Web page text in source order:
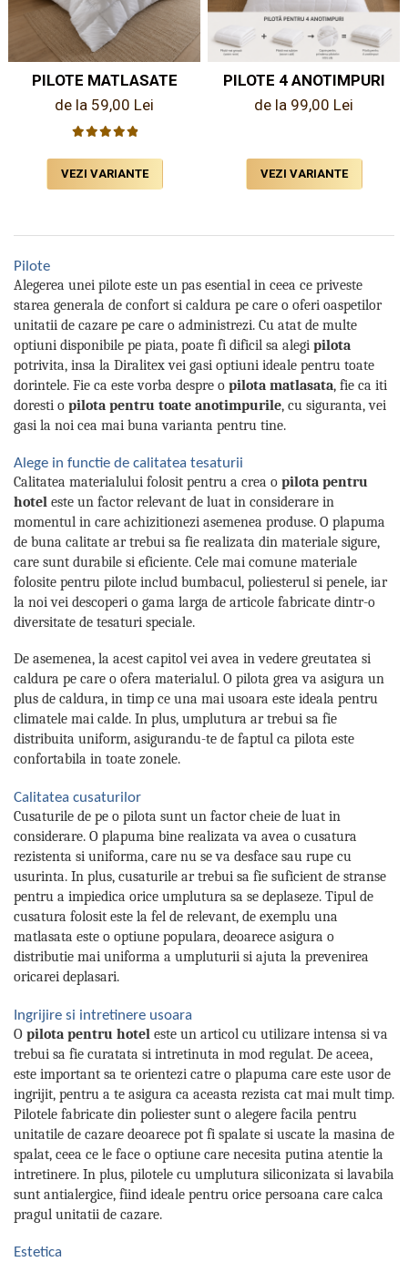
Pritectii saltele Matlasate
Cearsafuri si Fete de Perne
Fete de masa
PILOTE MATLASATE
de la 59,00 Lei
VEZI VARIANTE
PILOTE 4 ANOTIMPURI
de la 99,00 Lei
VEZI VARIANTE
Pilote
Alegerea unei pilote este un pas esential in ceea ce priveste
starea generala de confort si caldura pe care o oferi oaspetilor
unitatii de cazare pe care o administrezi. Cu atat de multe
optiuni disponibile pe piata, poate fi dificil sa alegi pilota
potrivita, insa la Diralitex vei gasi optiuni ideale pentru toate
dorintele. Fie ca este vorba despre o pilota matlasata, fie ca iti
doresti o pilota pentru toate anotimpurile, cu siguranta, vei
gasi la noi cea mai buna varianta pentru tine.
Alege in functie de calitatea tesaturii
Calitatea materialului folosit pentru a crea o pilota pentru
hotel este un factor relevant de luat in considerare in
momentul in care achizitionezi asemenea produse. O plapuma
de buna calitate ar trebui sa fie realizata din materiale sigure,
care sunt durabile si eficiente. Cele mai comune materiale
folosite pentru pilote includ bumbacul, poliesterul si penele, iar
la noi vei descoperi o gama larga de articole fabricate dintr-o
diversitate de tesaturi speciale.
De asemenea, la acest capitol vei avea in vedere greutatea si
caldura pe care o ofera materialul. O pilota grea va asigura un
plus de caldura, in timp ce una mai usoara este ideala pentru
climatele mai calde. In plus, umplutura ar trebui sa fie
distribuita uniform, asigurandu-te de faptul ca pilota este
confortabila in toate zonele.
Calitatea cusaturilor
Cusaturile de pe o pilota sunt un factor cheie de luat in
considerare. O plapuma bine realizata va avea o cusatura
rezistenta si uniforma, care nu se va desface sau rupe cu
usurinta. In plus, cusaturile ar trebui sa fie suficient de stranse
pentru a impiedica orice umplutura sa se deplaseze. Tipul de
cusatura folosit este la fel de relevant, de exemplu una
matlasata este o optiune populara, deoarece asigura o
distributie mai uniforma a umpluturii si ajuta la prevenirea
oricarei deplasari.
Ingrijire si intretinere usoara
O pilota pentru hotel este un articol cu utilizare intensa si va
trebui sa fie curatata si intretinuta in mod regulat. De aceea,
este important sa te orientezi catre o plapuma care este usor de
ingrijit, pentru a te asigura ca aceasta rezista cat mai mult timp.
Pilotele fabricate din poliester sunt o alegere facila pentru
unitatile de cazare deoarece pot fi spalate si uscate la masina de
spalat, ceea ce le face o optiune care necesita putina atentie la
intretinere. In plus, pilotele cu umplutura siliconizata si lavabila
sunt antialergice, fiind ideale pentru orice persoana care calca
pragul unitatii de cazare.
Estetica